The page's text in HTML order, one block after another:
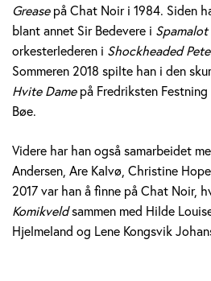
Greasepå Chat Noir i 1984. Siden
blant annet Sir Bedevere i Spamalot
orkesterlederen i Shockheaded
Sommeren 2018 spilte han i den
Hvite Damepå Fredriksten
Bøe.
Videre har han også samarbeidet
Andersen, Are Kalvø, Christine
2017 var han å finne på Chat Noir,
Komikveldsammen med Hilde
Hjelmeland og Lene Kongsvik